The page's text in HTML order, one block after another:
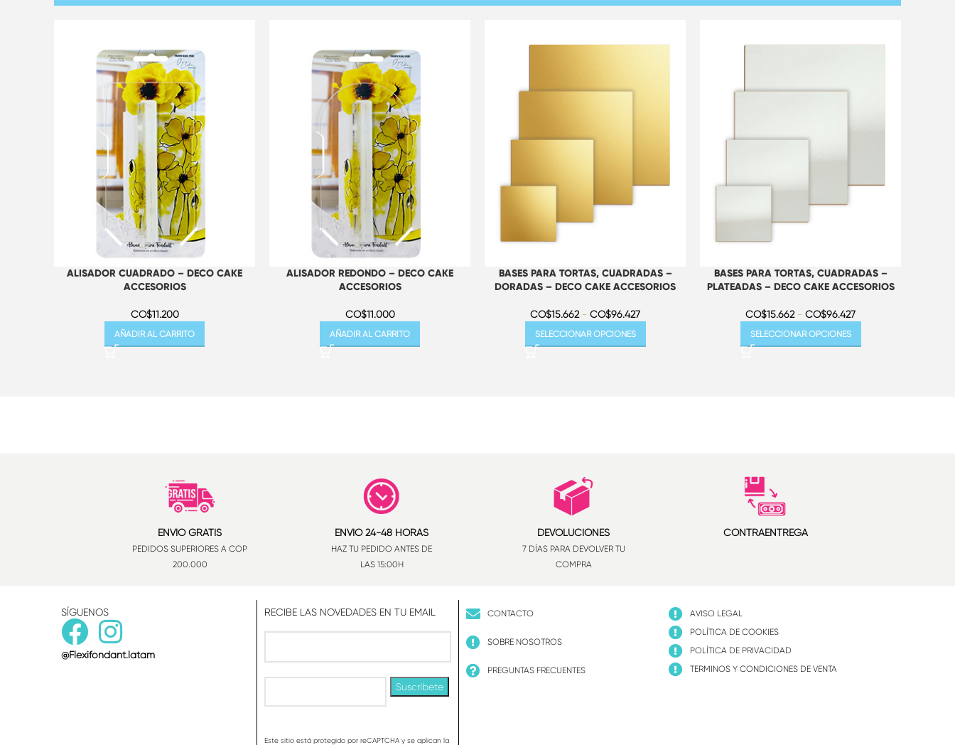
ALISADOR CUADRADO – DECO CAKE
ACCESORIOS
CO$11.200
AÑADIR AL CARRITO
ALISADOR REDONDO – DECO CAKE
ACCESORIOS
CO$11.000
AÑADIR AL CARRITO
BASES PARA TORTAS, CUADRADAS –
DORADAS – DECO CAKE ACCESORIOS
CO$15.662 - CO$96.427
SELECCIONAR OPCIONES
BASES PARA TORTAS, CUADRADAS –
PLATEADAS – DECO CAKE ACCESORIOS
CO$15.662 - CO$96.427
SELECCIONAR OPCIONES
ENVÍO GRATIS
PEDIDOS SUPERIORES A COP
200.000
ENVÍO 24-48 HORAS
HAZ TU PEDIDO ANTES DE
LAS 15:00H
DEVOLUCIONES
7 DÍAS PARA DEVOLVER TU
COMPRA
CONTRAENTREGA
SÍGUENOS
@Flexifondant.latam
RECIBE LAS NOVEDADES EN TU EMAIL
Este sitio está protegido por reCAPTCHA y se aplican la
CONTACTO
SOBRE NOSOTROS
PREGUNTAS FRECUENTES
AVISO LEGAL
POLÍTICA DE COOKIES
POLÍTICA DE PRIVACIDAD
TERMINOS Y CONDICIONES DE VENTA